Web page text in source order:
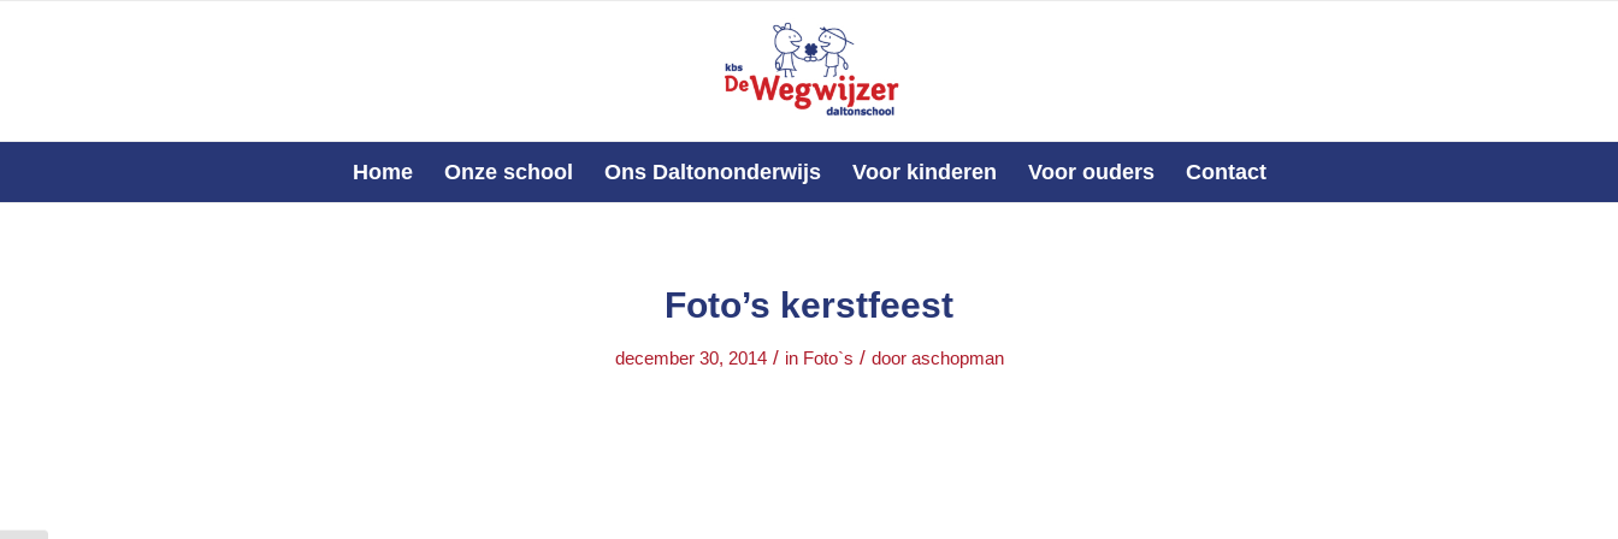
Home Onze school Ons Daltononderwijs Voor kinderen Voor ouders Contact
Foto’s kerstfeest
december 30, 2014 / in Foto`s / door aschopman